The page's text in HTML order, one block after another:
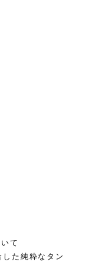
て
た純粋なタン